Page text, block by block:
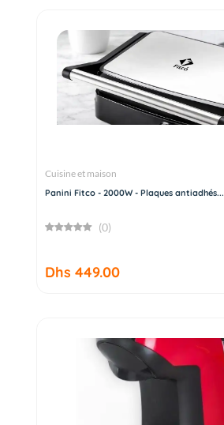
Cuisine et maison
Panini Fitco - 2000W - Plaques antiadhés...
(0)
Dhs 449.00